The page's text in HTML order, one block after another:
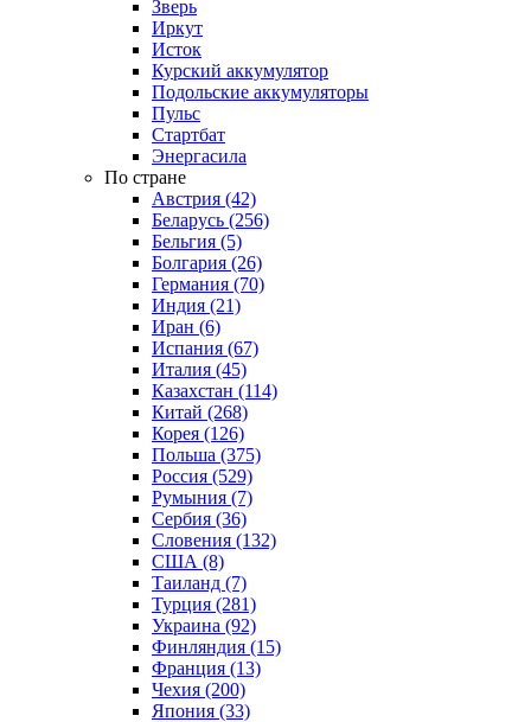
Зверь
Иркут
Исток
Курский аккумулятор
Подольские аккумуляторы
Пульс
Стартбат
Энергасила
По стране
Австрия (42)
Беларусь (256)
Бельгия (5)
Болгария (26)
Германия (70)
Индия (21)
Иран (6)
Испания (67)
Италия (45)
Казахстан (114)
Китай (268)
Корея (126)
Польша (375)
Россия (529)
Румыния (7)
Сербия (36)
Словения (132)
США (8)
Таиланд (7)
Турция (281)
Украина (92)
Финляндия (15)
Франция (13)
Чехия (200)
Япония (33)